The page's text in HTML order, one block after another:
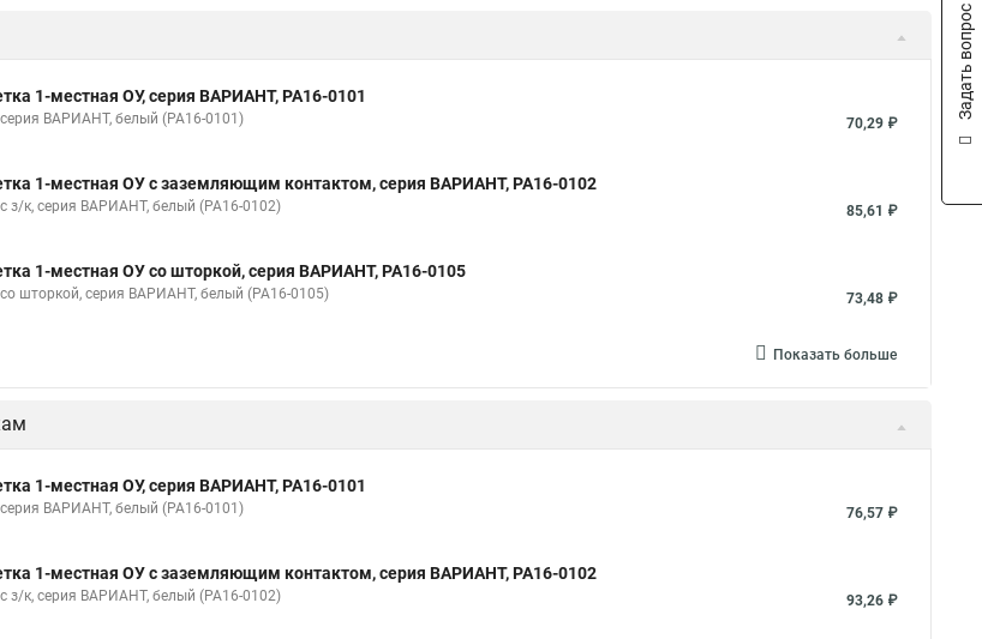
1-местная ОУ, серия ВАРИАНТ, РА16-0101
серия ВАРИАНТ, белый (РА16-0101) 70,29 ₽
1-местная ОУ с заземляющим контактом, серия ВАРИАНТ, РА16-0102
з/к, серия ВАРИАНТ, белый (РА16-0102) 85,61 ₽
1-местная ОУ со шторкой, серия ВАРИАНТ, РА16-0105
шторкой, серия ВАРИАНТ, белый (РА16-0105) 73,48 ₽
Показать больше
1-местная ОУ, серия ВАРИАНТ, РА16-0101
серия ВАРИАНТ, белый (РА16-0101) 76,57 ₽
1-местная ОУ с заземляющим контактом, серия ВАРИАНТ, РА16-0102
з/к, серия ВАРИАНТ, белый (РА16-0102) 93,26 ₽
Задать вопрос